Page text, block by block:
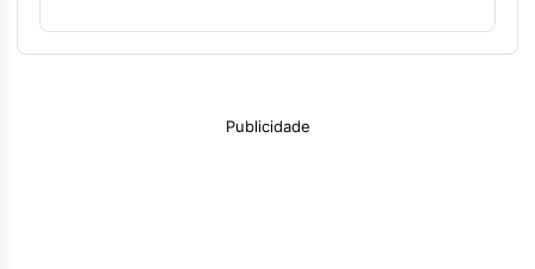
Publicidade